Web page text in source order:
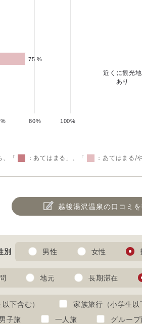
近くに観光地
あり
75 %
75 %
80% 100%
、「 ：あてはまる」、「 ：あてはまる/
越後湯沢温泉の口コミ
別 男性 女性
地元 長期滞在
下含む） 家族旅行（小学生以
男子旅 一人旅 グルー